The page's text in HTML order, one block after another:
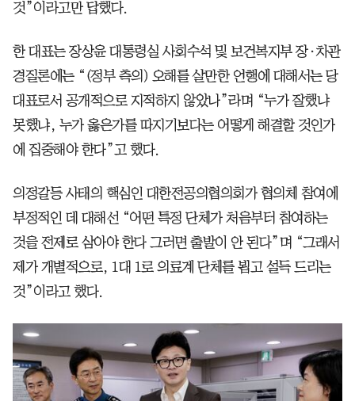
것”이라고만 답했다.
한 대표는 장상윤 대통령실 사회수석 및 보건복지부 장·차관
경질론에는 “(정부 측의) 오해를 살만한 언행에 대해서는 당
대표로서 공개적으로 지적하지 않았나”라며 “누가 잘했냐
못했냐, 누가 옳은가를 따지기보다는 어떻게 해결할 것인가
에 집중해야 한다”고 했다.
의정갈등 사태의 핵심인 대한전공의협의회가 협의체 참여에
부정적인 데 대해선 “어떤 특정 단체가 처음부터 참여하는
것을 전제로 삼아야 한다 그러면 출발이 안 된다”며 “그래서
제가 개별적으로, 1대 1로 의료계 단체를 뵙고 설득 드리는
것”이라고 했다.